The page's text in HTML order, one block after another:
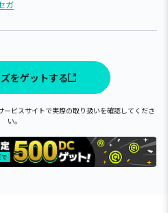
ガ
をゲットする
ビスサイトで実際の取り扱いを確認してくださ
い。